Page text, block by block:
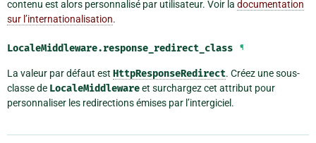
contenu est alors personnalisé par utilisateur. Voir la documentation
sur l’internationalisation.
LocaleMiddleware.response_redirect_class ¶
La valeur par défaut est HttpResponseRedirect. Créez une sous-
classe de LocaleMiddlewareet surchargez cet attribut pour
personnaliser les redirections émises par l’intergiciel.